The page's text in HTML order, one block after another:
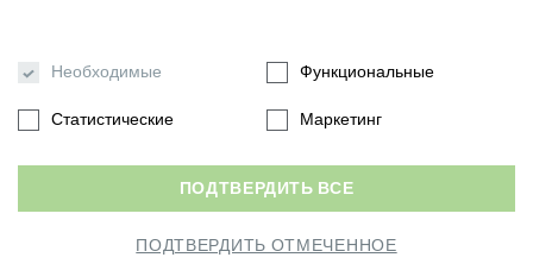
2026 © mydermashop Все права защищены
Создано:
Необходимые Функциональные
Статистические Маркетинг
ПОДТВЕРДИТЬ ОТМЕЧЕННОЕ
ПОДТВЕРДИТЬ ВСЕ